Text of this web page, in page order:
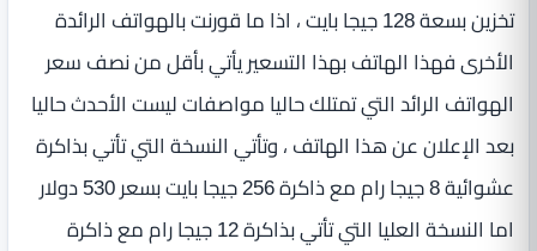
تخزين بسعة 128 جيجا بايت ، اذا ما قورنت بالهواتف الرائدة
الأخرى فهذا الهاتف بهذا التسعير يأتي بأقل من نصف سعر
الهواتف الرائد التي تمتلك حاليا مواصفات ليست الأحدث حاليا
بعد الإعلان عن هذا الهاتف ، وتأتي النسخة التي تأتي بذاكرة
عشوائية 8 جيجا رام مع ذاكرة 256 جيجا بايت بسعر 530 دولار
اما النسخة العليا التي تأتي بذاكرة 12 جيجا رام مع ذاكرة